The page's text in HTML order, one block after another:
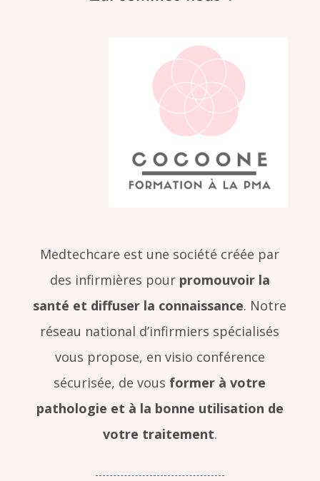
Medtechcare est une société créée par
des infirmières pour promouvoir la
santé et diffuser la connaissance. Notre
réseau national d’infirmiers spécialisés
vous propose, en visio conférence
sécurisée, de vous former à votre
pathologie et à la bonne utilisation de
votre traitement.